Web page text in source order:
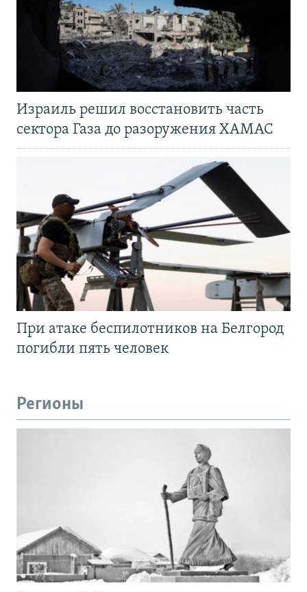
Израиль решил восстановить часть
сектора Газа до разоружения ХАМАС
При атаке беспилотников на Белгород
погибли пять человек
Регионы